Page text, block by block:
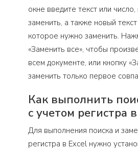
окне введите текст или
заменить, а также новый
которое нужно заменить.
«Заменить все», чтобы
всем документе, или кнопку
заменить только первое
Как выполнить
с учетом регистра
Для выполнения поиска и
регистра в Excel нужно